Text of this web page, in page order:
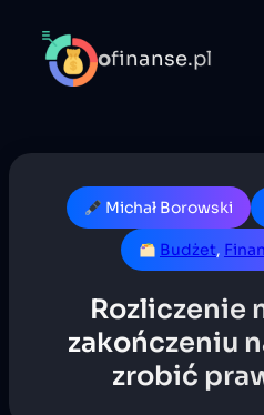
ofinanse.pl
Michał Borowski
Budżet,
Rozliczenie
zakończeniu
zrobić